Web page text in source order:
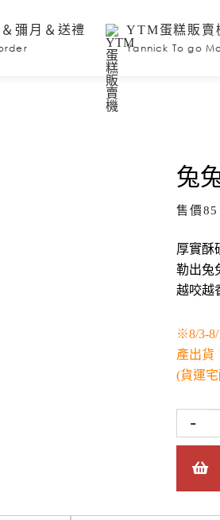
彌月＆送禮
YTM蛋糕販賣
Yannick To go
兔
售價85
厚實酥
勒出兔
越咬越
※8/3-8/
產出貨
(貨運
-